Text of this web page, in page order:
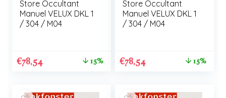
Store Occultant
Manuel VELUX DKL 1
/ 304 / M04
€78,54 15%
Store Occultant
Manuel VELUX DKL 1
/ 304 / M04
€78,54 15%